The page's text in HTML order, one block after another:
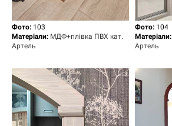
Фото: 103
Матеріали: МДФ+плівка ПВХ кат.
Артель
Фото: 104
Матеріали:
Артель